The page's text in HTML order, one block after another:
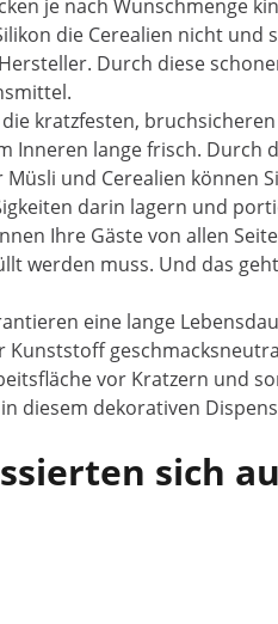
je nach Wunschmenge
die Cerealien nicht
Durch diese
die kratzfesten,
Inneren lange frisch.
und Cerealien können
darin lagern und
Ihre Gäste von allen
werden muss. Und das
eine lange
Kunststoff
vor Kratzern und
diesem dekorativen
sich